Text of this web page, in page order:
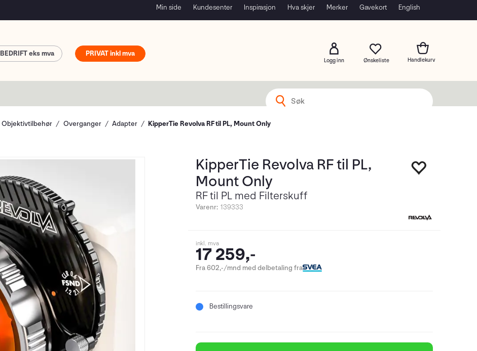
Min side Kundesenter Inspirasjon Hva skjer Merker Gavekort English
Logg inn
PRIVAT
BEDRIFT
Objektivtilbehør Overganger Adapter KipperTie Revolva RF til PL, Mount Only
KipperTie Revolva RF til PL,
Mount Only
RF til PL med Filterskuff
Varenr: 139333
inkl. mva
17 259,-
Fra 602,-/mnd med delbetaling fra
Bestillingsvare